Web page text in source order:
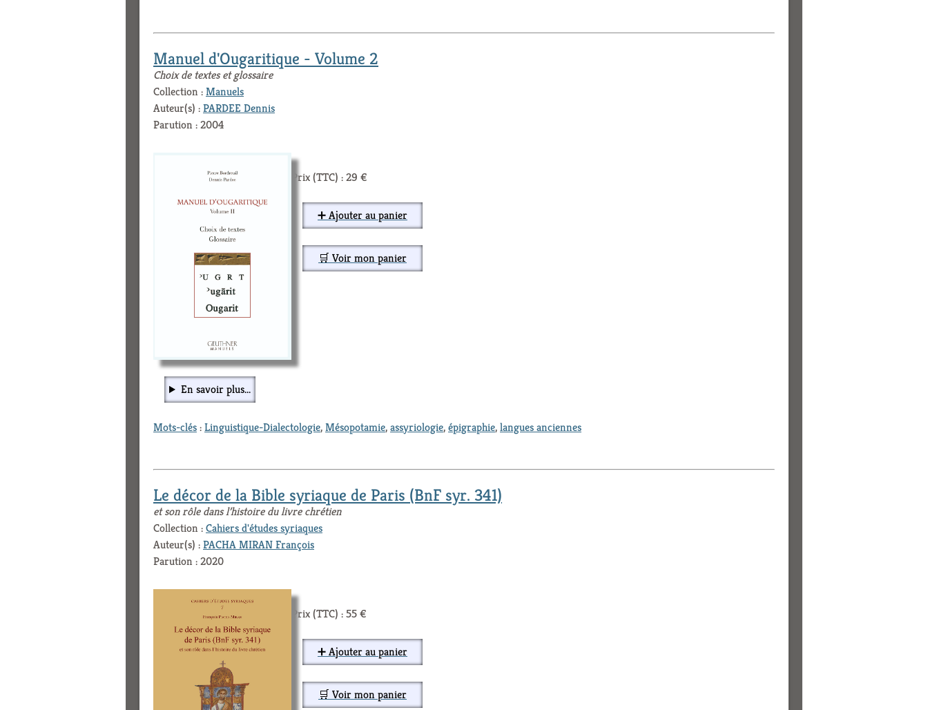
Manuel d'Ougaritique - Volume 2
Choix de textes et glossaire
Collection :Manuels
Auteur(s) :PARDEE Dennis
Parution : 2004
Prix (TTC) : 29 €
➕ Ajouter au panier
🛒 Voir mon panier
En savoir plus...
Mots-clés:Linguistique-Dialectologie,Mésopotamie,assyriologie,épigraphie,langues anciennes
Le décor de la Bible syriaque de Paris (BnF syr. 341)
et son rôle dans l’histoire du livre chrétien
Collection :Cahiers d'études syriaques
Auteur(s) :PACHA MIRAN François
Parution : 2020
Prix (TTC) : 55 €
➕ Ajouter au panier
🛒 Voir mon panier